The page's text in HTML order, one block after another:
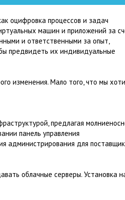
оцифровка процессов и задач
машин и приложений за
и ответственными за опыт,
предвидеть их индивидуальные
изменения. Мало того, что мы
предлагая
панель управления
администрирования для
облачные серверы. Установка